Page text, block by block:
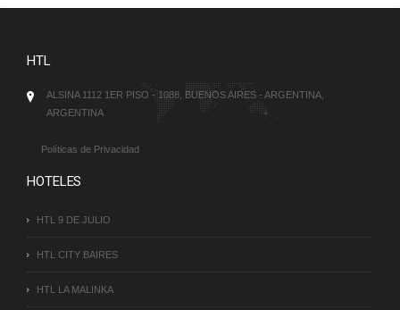
HTL
ALSINA 1112 1ER PISO - 1088, BUENOS AIRES - ARGENTINA,
ARGENTINA
Políticas de Privacidad
HOTELES
HTL 9 DE JULIO
HTL CITY BAIRES
HTL LA MALINKA